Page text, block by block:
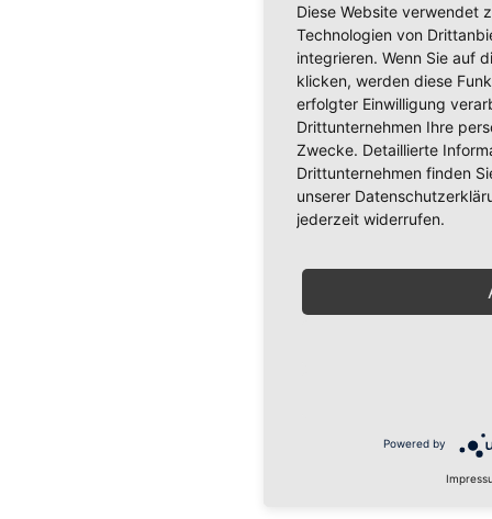
Diese Website verwendet
Technologien von
integrieren. Wenn Sie auf
klicken, werden diese
erfolgter Einwilligung
Drittunternehmen Ihre
Zwecke. Detaillierte
Drittunternehmen finden
unserer
jederzeit widerrufen.
Powered by